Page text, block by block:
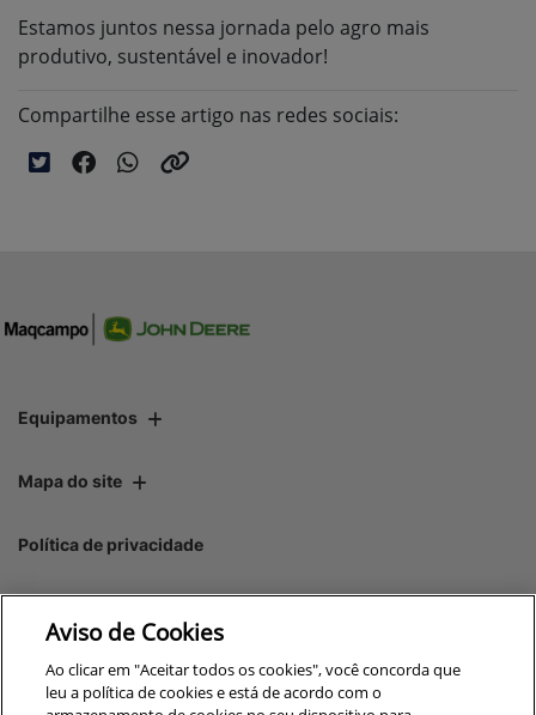
Estamos juntos nessa jornada pelo agro mais
produtivo, sustentável e inovador!
Compartilhe esse artigo nas redes sociais:
Equipamentos
Mapa do site
Política de privacidade
CNPJ: 00.970.771/0005-35
Aviso de Cookies
Ao clicar em "Aceitar todos os cookies", você concorda que
leu a política de cookies e está de acordo com o